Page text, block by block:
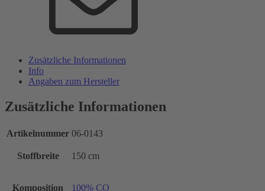
Zusätzliche Informationen
Info
Angaben zum Hersteller
Zusätzliche Informationen
Artikelnummer 06-0143
Stoffbreite 150 cm
Komposition 100% CO